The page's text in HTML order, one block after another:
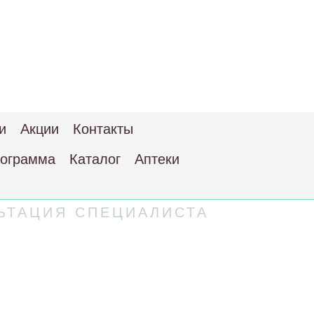
Акции
Контакты
Каталог Аптеки
СПЕЦИАЛИСТА